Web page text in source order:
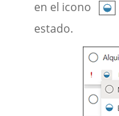
en el icono
estado.